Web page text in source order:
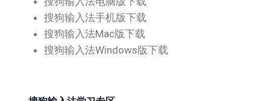
搜狗输入法手机版下载
搜狗输入法Mac版下载
搜狗输入法Windows版下载